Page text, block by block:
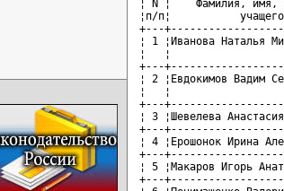
¦ N ¦    Фамилия,
¦п/п¦
+---
¦ 1 ¦Иванова
¦   ¦
+---
¦ 2 ¦Евдокимов
¦   ¦
+---
¦ 3 ¦Шевелева
+---
¦ 4 ¦Ерошонок Ирина
+---
¦ 5 ¦Макаров Игорь
+---